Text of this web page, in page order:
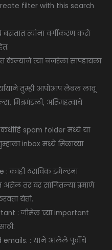
filter with this search
त्यांना वर्गीकरण कसे
केल्याने त्या नजरेला सापडायला
तुम्ही आपोआप लेबलं लावू
मित्रमंडळी, अतिमहत्वाचे
spam folder मध्ये या
inbox मध्ये मिळाव्या
काही ठराविक इमेल्स्ना
असेल तर वर सांगितल्या प्रमाणे
येतो.
: जीमेल च्या important
: याने आलेले पूर्वीचे